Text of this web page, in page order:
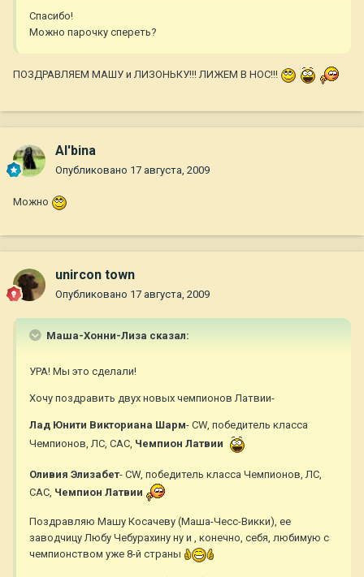
Спасибо!
Можно парочку спереть?
ПОЗДРАВЛЯЕМ МАШУ и ЛИЗОНЬКУ!!! ЛИЖЕМ В НОС!!!
Al'bina
Опубликовано 17 августа, 2009
Можно
unircon town
Опубликовано 17 августа, 2009
Маша-Хонни-Лиза сказал:
УРА! Мы это сделали!
Хочу поздравить двух новых чемпионов Латвии-
Лад Юнити Викториана Шарм- CW, победитель класса
Чемпионов, ЛС, САС, Чемпион Латвии
Оливия Элизабет- CW, победитель класса Чемпионов, ЛС,
САС, Чемпион Латвии
Поздравляю Машу Косачеву (Маша-Чесс-Викки), ее
заводчицу Любу Чебурахину ну и , конечно, себя, любимую с
чемпионством уже 8-й страны